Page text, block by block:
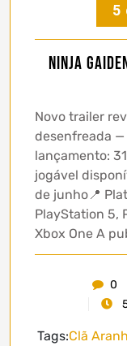
5
NINJA
Novo trailer
desenfreada —
lançamento:
jogável
de junho📍
PlayStation 5,
Xbox One A
0
Tags:Clã